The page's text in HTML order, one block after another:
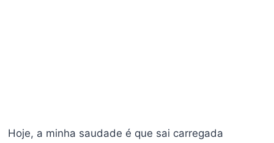
Hoje, a minha saudade é que sai carregada